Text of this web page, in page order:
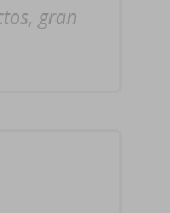
gran